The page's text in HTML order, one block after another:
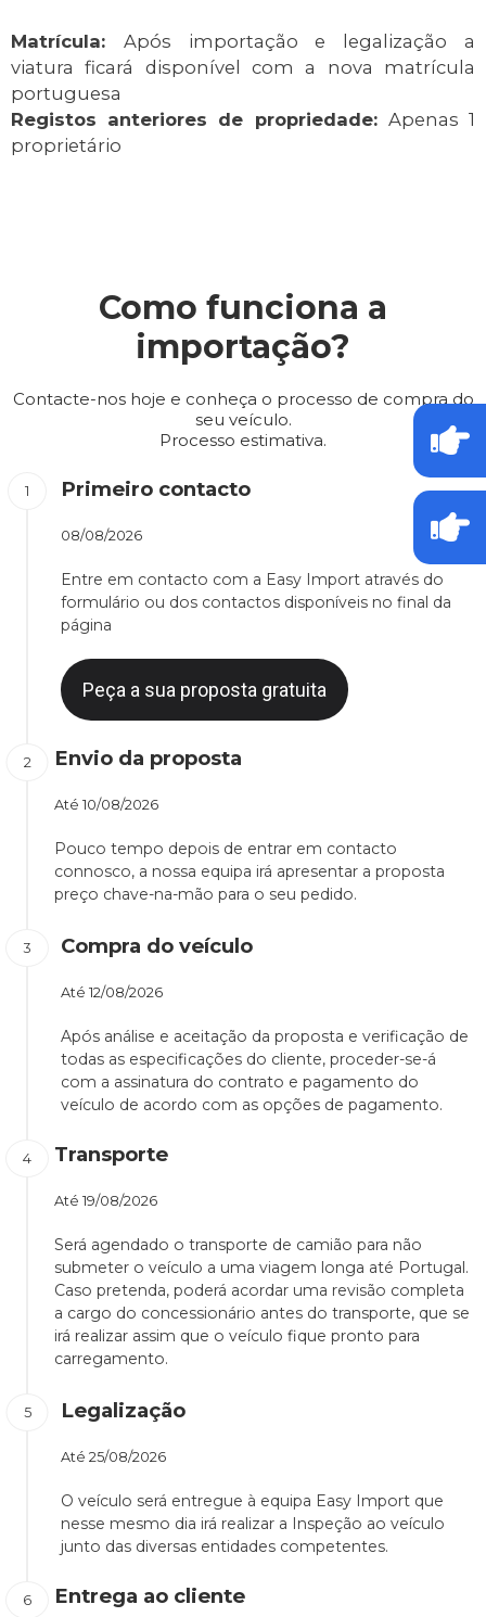
Matrícula: Após importação e legalização a
viatura ficará disponível com a nova matrícula
portuguesa
Registos anteriores de propriedade: Apenas 1
proprietário
Como funciona a
importação?
Contacte-nos hoje e conheça o processo de compra do
seu veículo.
Processo estimativa.
Primeiro contacto
08/08/2026
Entre em contacto com a Easy Import através do
formulário ou dos contactos disponíveis no final da
página
Peça a sua proposta gratuita
Envio da proposta
Até 10/08/2026
Pouco tempo depois de entrar em contacto
connosco, a nossa equipa irá apresentar a proposta
preço chave-na-mão para o seu pedido.
Compra do veículo
Até 12/08/2026
Após análise e aceitação da proposta e verificação de
todas as especificações do cliente, proceder-se-á
com a assinatura do contrato e pagamento do
veículo de acordo com as opções de pagamento.
Transporte
Até 19/08/2026
Será agendado o transporte de camião para não
submeter o veículo a uma viagem longa até Portugal.
Caso pretenda, poderá acordar uma revisão completa
a cargo do concessionário antes do transporte, que se
irá realizar assim que o veículo fique pronto para
carregamento.
Legalização
Até 25/08/2026
O veículo será entregue à equipa Easy Import que
nesse mesmo dia irá realizar a Inspeção ao veículo
junto das diversas entidades competentes.
Entrega ao cliente